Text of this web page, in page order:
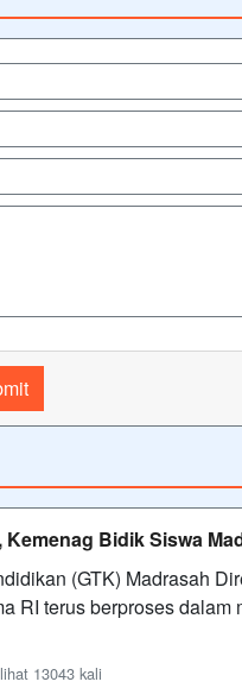
Bidik Siswa
(GTK) Madrasah
RI terus berproses
13043 kali